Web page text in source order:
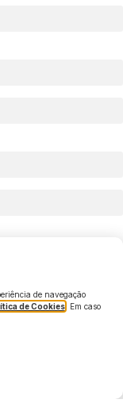
de navegação
de Cookies. Em caso